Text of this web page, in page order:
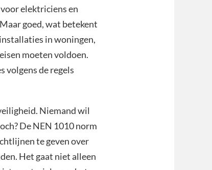
elektriciens en
goed, wat betekent
in woningen,
moeten voldoen.
volgens de regels
Niemand wil
De NEN 1010 norm
te geven over
Het gaat niet alleen